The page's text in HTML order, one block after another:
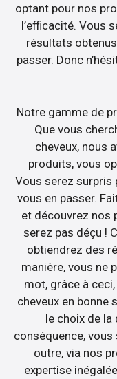
optant pour nos
l’efficacité. Vous
résultats
passer. Donc
Notre gamme de
Que vous
cheveux, nous
produits, vous
Vous serez surpris
vous en passer.
et découvrez nos
serez pas déçu !
obtiendrez des
manière, vous ne
mot, grâce à
cheveux en bonne
le choix de la
conséquence,
outre, via nos
expertise